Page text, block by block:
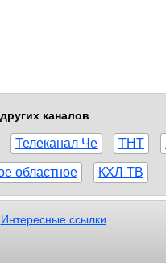
каналов
Телеканал Че ТНТ
областное КХЛ ТВ
Интересные ссылки